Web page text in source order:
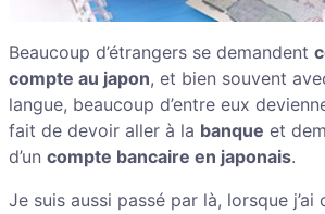
Beaucoup d’étrangers se demandent
compte au japon, et bien souvent
langue, beaucoup d’entre eux
fait de devoir aller à la banque et
d’un compte bancaire en japonais.
Je suis aussi passé par là, lorsque j’ai